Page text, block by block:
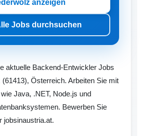
anzeigen
Jobs durchsuchen
aktuelle Backend-Entwickler Jobs
(61413), Österreich. Arbeiten Sie mit
Java, .NET, Node.js und
Bewerben Sie
jobsinaustria.at.